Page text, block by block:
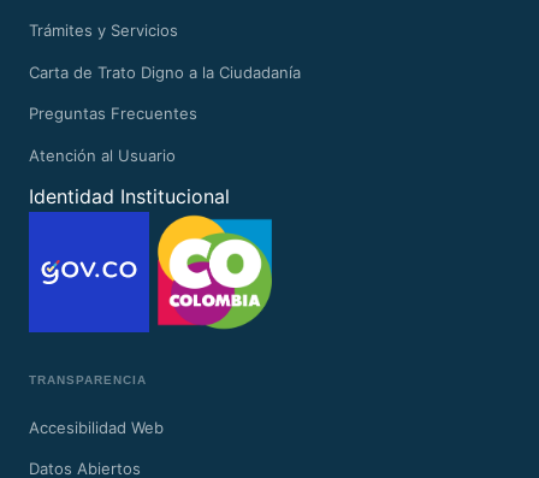
Trámites y Servicios
Carta de Trato Digno a la Ciudadanía
Preguntas Frecuentes
Atención al Usuario
Identidad Institucional
TRANSPARENCIA
Accesibilidad Web
Datos Abiertos